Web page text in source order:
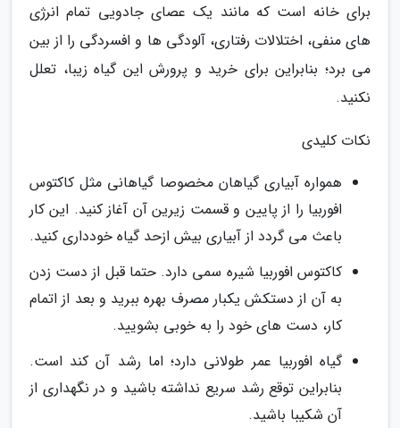
برای خانه است که مانند یک عصای جادویی تمام انرژی
های منفی، اختلالات رفتاری، آلودگی ها و افسردگی را از بین
می برد؛ بنابراین برای خرید و پرورش این گیاه زیبا، تعلل
نکنید.
نکات کلیدی
همواره آبیاری گیاهان مخصوصا گیاهانی مثل کاکتوس
افوربیا را از پایین و قسمت زیرین آن آغاز کنید. این کار
باعث می گردد از آبیاری بیش ازحد گیاه خودداری کنید.
کاکتوس افوربیا شیره سمی دارد. حتما قبل از دست زدن
به آن از دستکش یکبار مصرف بهره ببرید و بعد از اتمام
کار، دست های خود را به خوبی بشویید.
گیاه افوربیا عمر طولانی دارد؛ اما رشد آن کند است.
بنابراین توقع رشد سریع نداشته باشید و در نگهداری از
آن شکیبا باشید.